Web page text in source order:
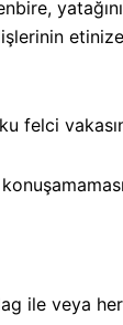
felci
veya